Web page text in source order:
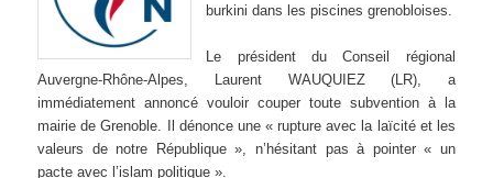
burkini dans les piscines grenobloises.
Le président du Conseil régional
Auvergne-Rhône-Alpes, Laurent WAUQUIEZ (LR), a
immédiatement annoncé vouloir couper toute subvention à la
mairie de Grenoble. Il dénonce une « rupture avec la laïcité et les
valeurs de notre République », n’hésitant pas à pointer « un
pacte avec l’islam politique ».